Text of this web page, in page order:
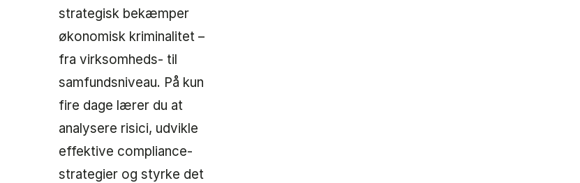
strategisk bekæmper
økonomisk kriminalitet –
fra virksomheds- til
samfundsniveau. På kun
fire dage lærer du at
analysere risici, udvikle
effektive compliance-
strategier og styrke det